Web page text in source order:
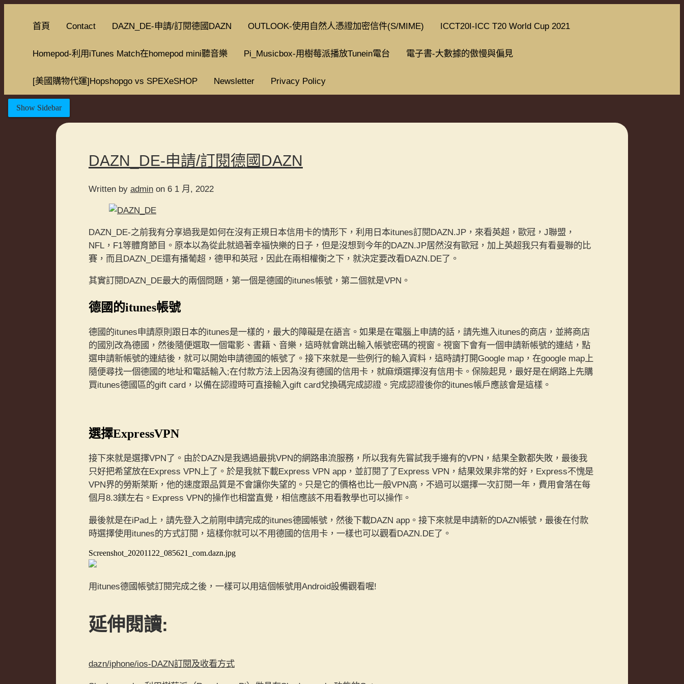
首頁 Contact DAZN_DE-申請/訂閱德國DAZN OUTLOOK-使用自然人憑證加密信件(S/MIME) ICCT20I-ICC T20 World Cup 2021
Homepod-利用iTunes Match在homepod mini聽音樂 Pi_Musicbox-用樹莓派播放Tunein電台 電子書-大數據的傲慢與偏見
[美國購物代運]Hopshopgo vs SPEXeSHOP Newsletter Privacy Policy
Show Sidebar
DAZN_DE-申請/訂閱德國DAZN
Written by admin on 6 1 月, 2022
DAZN_DE-之前我有分享過我是如何在沒有正規日本信用卡的情形下，利用日本itunes訂閱DAZN.JP，來看英超，歐冠，J聯盟，
NFL，F1等體育節目。原本以為從此就過著幸福快樂的日子，但是沒想到今年的DAZN.JP居然沒有歐冠，加上英超我只有看曼聯的比
賽，而且DAZN_DE還有播葡超，德甲和英冠，因此在兩相權衡之下，就決定要改看DAZN.DE了。
其實訂閱DAZN_DE最大的兩個問題，第一個是德國的itunes帳號，第二個就是VPN。
德國的itunes帳號
德國的itunes申請原則跟日本的itunes是一樣的，最大的障礙是在語言。如果是在電腦上申請的話，請先進入itunes的商店，並將商店
的國別改為德國，然後隨便選取一個電影、書籍、音樂，這時就會跳出輸入帳號密碼的視窗。視窗下會有一個申請新帳號的連結，點
選申請新帳號的連結後，就可以開始申請德國的帳號了。接下來就是一些例行的輸入資料，這時請打開Google map，在google map上
隨便尋找一個德國的地址和電話輸入;在付款方法上因為沒有德國的信用卡，就麻煩選擇沒有信用卡。保險起見，最好是在網路上先購
買itunes德國區的gift card，以備在認證時可直接輸入gift card兌換碼完成認證。完成認證後你的itunes帳戶應該會是這樣。
選擇ExpressVPN
接下來就是選擇VPN了。由於DAZN是我遇過最挑VPN的網路串流服務，所以我有先嘗試我手邊有的VPN，結果全數都失敗，最後我
只好把希望放在Express VPN上了。於是我就下載Express VPN app，並訂閱了了Express VPN，結果效果非常的好，Express不愧是
VPN界的勞斯萊斯，他的速度跟品質是不會讓你失望的。只是它的價格也比一般VPN高，不過可以選擇一次訂閱一年，費用會落在每
個月8.3鎂左右。Express VPN的操作也相當直覺，相信應該不用看教學也可以操作。
最後就是在iPad上，請先登入之前剛申請完成的itunes德國帳號，然後下載DAZN app。接下來就是申請新的DAZN帳號，最後在付款
時選擇使用itunes的方式訂閱，這樣你就可以不用德國的信用卡，一樣也可以觀看DAZN.DE了。
Screenshot_20201122_085621_com.dazn.jpg
用itunes德國帳號訂閱完成之後，一樣可以用這個帳號用Android設備觀看喔!
延伸閱讀:
dazn/iphone/ios-DAZN訂閱及收看方式